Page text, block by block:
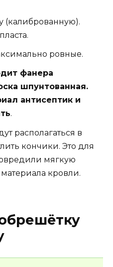
(калиброванную).
ровные.
фанера
шпунтованная.
антисептик и
.
располагаться в
кончики. Это для
мягкую
кровли.